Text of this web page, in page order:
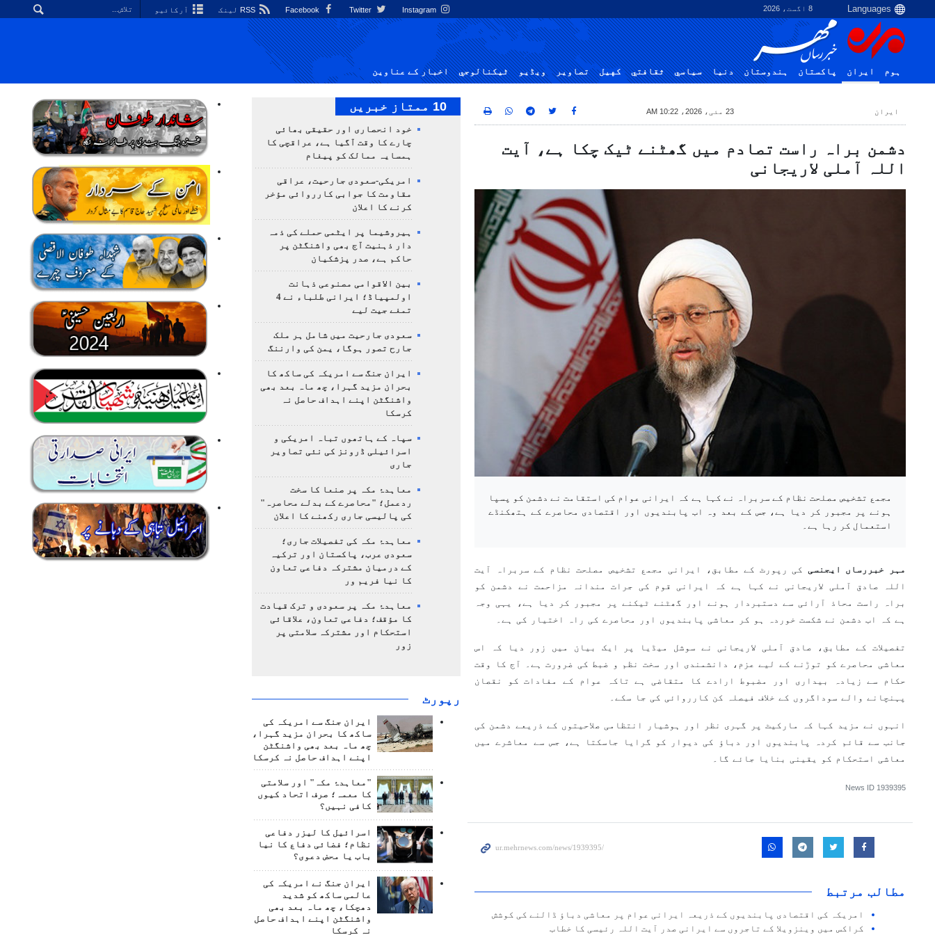
8 اگست، 2026 Instagram آرکائیو
ہوم ایران پاکستان ہندوستان دنیا سياسي ثقافتي کهيل تصاوير ویڈیو ٹيكنالوجي اخبار کے عناوین
ایران 23 مئی، 2026، 10:22 AM
دشمن براہ راست تصادم میں گھٹنے ٹیک چکا ہے، آیت
اللہ آملی لاریجانی
مجمع تشخیص مصلحت نظام کے سربراہ نے کہا ہے کہ ایرانی عوام کی استقامت نے دشمن کو پسپا
ہونے پر مجبور کر دیا ہے، جس کے بعد وہ اب پابندیوں اور اقتصادی محاصرے کے ہتھکنڈے
استعمال کر رہا ہے۔
مہر خبررساں ایجنسی کی رپورٹ کے مطابق، ایرانی مجمع تشخیص مصلحت نظام کے سربراہ آیت
اللہ صادق آملی لاریجانی نے کہا ہے کہ ایرانی قوم کی جرات مندانہ مزاحمت نے دشمن کو
براہ راست محاذ آرائی سے دستبردار ہونے اور گھٹنے ٹیکنے پر مجبور کر دیا ہے، یہی وجہ
ہے کہ اب دشمن نے شکست خوردہ ہو کر معاشی پابندیوں اور محاصرے کی راہ اختیار کی ہے۔
تفصیلات کے مطابق، صادق آملی لاریجانی نے سوشل میڈیا پر ایک بیان میں زور دیا کہ اس
معاشی محاصرے کو توڑنے کے لیے عزم، دانشمندی اور سخت نظم و ضبط کی ضرورت ہے۔ آج کا وقت
حکام سے زیادہ بیداری اور مضبوط ارادے کا متقاضی ہے تاکہ عوام کے مفادات کو نقصان
پہنچانے والے سوداگروں کے خلاف فیصلہ کن کارروائی کی جا سکے۔
انہوں نے مزید کہا کہ مارکیٹ پر گہری نظر اور ہوشیار انتظامی صلاحیتوں کے ذریعے دشمن کی
جانب سے قائم کردہ پابندیوں اور دباؤ کی دیوار کو گرایا جاسکتا ہے، جس سے معاشرے میں
معاشی استحکام کو یقینی بنایا جائے گا۔
News ID 1939395
مطالب مرتبط
امریکہ کی اقتصادی پابندیوں کے ذریعہ ایرانی عوام پر معاشی دباؤ ڈالنے کی کوشش
کراکس میں وینزویلا کے تاجروں سے ایرانی صدر آیت اللہ رئیسی کا خطاب
10 ممتاز خبریں
خود انحصاری اور حقیقی بھائی
چارے کا وقت آگیا ہے، عراقچی کا
ہمسایہ ممالک کو پیغام
امریکی-سعودی جارحیت، عراقی
مقاومت کا جوابی کارروائی مؤخر
کرنے کا اعلان
ہیروشیما پر ایٹمی حملے کی ذمہ
دار ذہنیت آج بھی واشنگٹن پر
حاکم ہے، صدر پزشکیان
بین الاقوامی مصنوعی ذہانت
اولمپیاڈ؛ ایرانی طلباء نے 4
تمغے جیت لیے
سعودی جارحیت میں شامل ہر ملک
جارح تصور ہوگا، یمن کی وارننگ
ایران جنگ سے امریکہ کی ساکھ کا
بحران مزید گہرا، چھ ماہ بعد بھی
واشنگٹن اپنے اہداف حاصل نہ
کرسکا
سپاہ کے ہاتھوں تباہ امریکی و
اسرائیلی ڈرونز کی نئی تصاویر
جاری
معاہدۂ مکہ پر صنعا کا سخت
ردعمل؛ "محاصرے کے بدلے محاصرہ"
کی پالیسی جاری رکھنے کا اعلان
معاہدۂ مکہ کی تفصیلات جاری؛
سعودی عرب، پاکستان اور ترکیہ
کے درمیان مشترکہ دفاعی تعاون
کا نیا فریم ور
معاہدۂ مکہ پر سعودی و ترک قیادت
کا مؤقف؛ دفاعی تعاون، علاقائی
استحکام اور مشترکہ سلامتی پر
زور
رپورٹ
ایران جنگ سے امریکہ کی
ساکھ کا بحران مزید گہرا،
چھ ماہ بعد بھی واشنگٹن
اپنے اہداف حاصل نہ کرسکا
"معاہدۂ مکہ" اور سلامتی
کا معمہ؛ صرف اتحاد کیوں
کافی نہیں؟
اسرائیل کا لیزر دفاعی
نظام؛ فضائی دفاع کا نیا
باب یا محض دعوی؟
ایران جنگ نے امریکہ کی
عالمی ساکھ کو شدید
دھچکا، چھ ماہ بعد بھی
واشنگٹن اپنے اہداف حاصل
نہ کرسکا